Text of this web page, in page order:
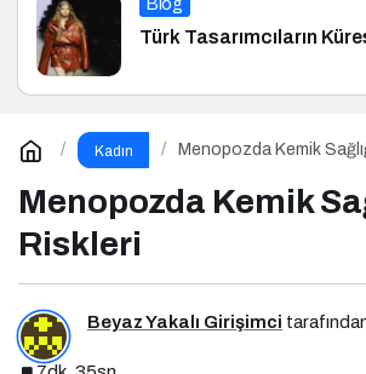
Blog
Türk Tasarımcıların
Kadın Menopozda Kemik
Menopozda Kemik
Riskleri
Beyaz Yakalı Girişimci